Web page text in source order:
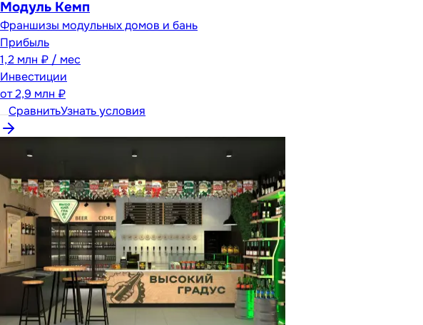
Модуль Кемп
Франшизы модульных домов и бань
Прибыль
1,2 млн ₽ / мес
Инвестиции
от2,9 млн ₽
СравнитьУзнать условия